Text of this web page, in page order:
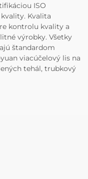
ISO
Kvalita
kontrolu kvality a
výrobky. Všetky
štandardom
viacúčelový lis na
tehál, trubkový